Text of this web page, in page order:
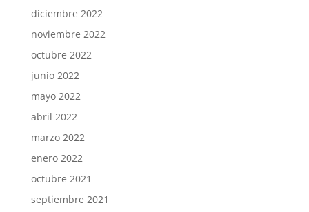
diciembre 2022
noviembre 2022
octubre 2022
junio 2022
mayo 2022
abril 2022
marzo 2022
enero 2022
octubre 2021
septiembre 2021